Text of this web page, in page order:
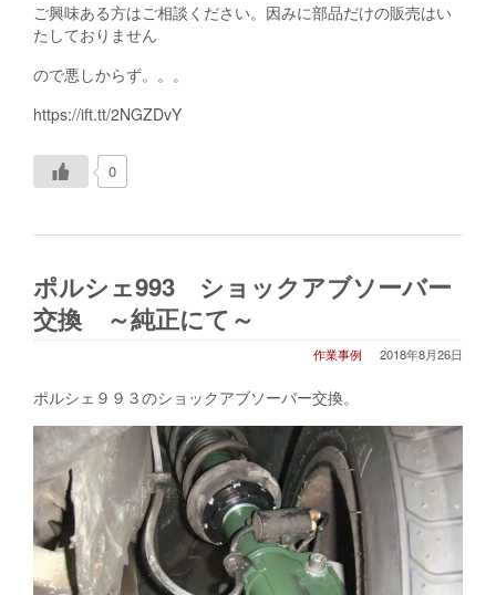
ご興味ある方はご相談ください。因みに部品だけの販売はい
たしておりません
ので悪しからず。。。
https://ift.tt/2NGZDvY
0
ポルシェ993 ショックアブソーバー
交換 ～純正にて～
2018年8月26日
作業事例
ポルシェ９９３のショックアブソーバー交換。